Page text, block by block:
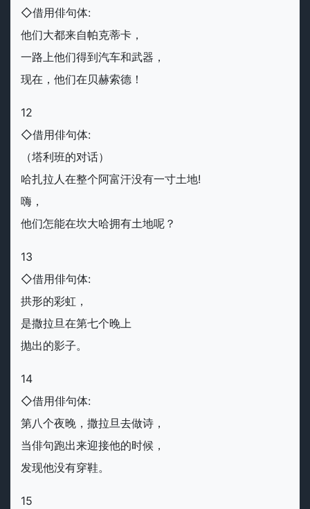
◇借用俳句体:
他们大都来自帕克蒂卡，
一路上他们得到汽车和武器，
现在，他们在贝赫索德！
12
◇借用俳句体:
（塔利班的对话）
哈扎拉人在整个阿富汗没有一寸土地!
嗨，
他们怎能在坎大哈拥有土地呢？
13
◇借用俳句体:
拱形的彩虹，
是撒拉旦在第七个晚上
抛出的影子。
14
◇借用俳句体:
第八个夜晚，撒拉旦去做诗，
当俳句跑出来迎接他的时候，
发现他没有穿鞋。
15